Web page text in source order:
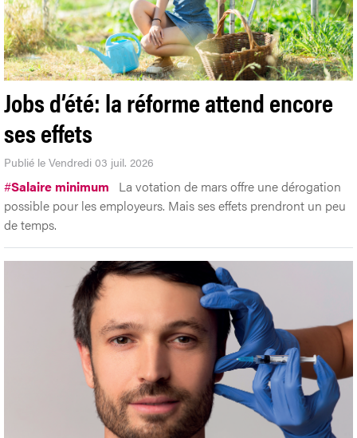
Jobs d’été: la réforme attend encore
ses effets
Publié le Vendredi 03 juil. 2026
#Salaire minimum
La votation de mars offre une dérogation
possible pour les employeurs. Mais ses effets prendront un peu
de temps.